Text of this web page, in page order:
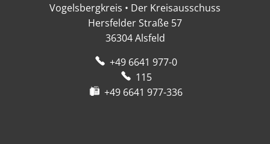
Vogelsbergkreis • Der Kreisausschuss
Hersfelder Straße 57
36304 Alsfeld
+49 6641 977-0
115
+49 6641 977-336